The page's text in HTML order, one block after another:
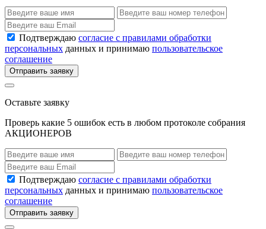
Подтверждаю согласие с правилами обработки
персональных данных и принимаю пользовательское
соглашение
Отправить заявку
Оставьте заявку
Проверь какие 5 ошибок есть в любом протоколе собрания
АКЦИОНЕРОВ
Подтверждаю согласие с правилами обработки
персональных данных и принимаю пользовательское
соглашение
Отправить заявку